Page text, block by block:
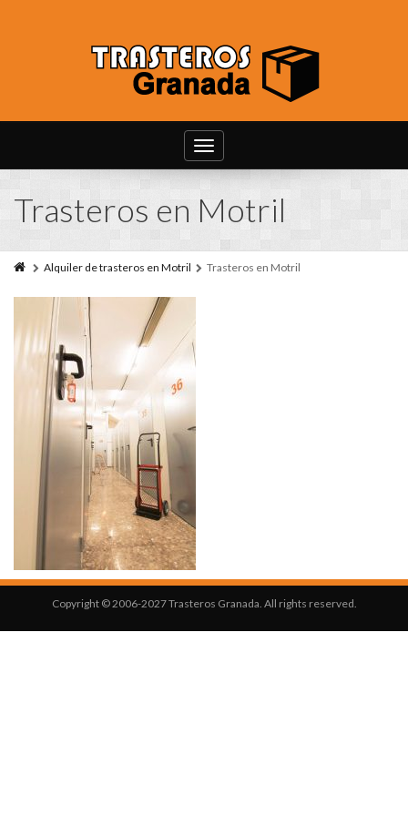
Toggle
navigation
Trasteros en Motril
Alquiler de trasteros en Motril Trasteros en Motril
Copyright © 2006-2027 Trasteros Granada. All rights reserved.